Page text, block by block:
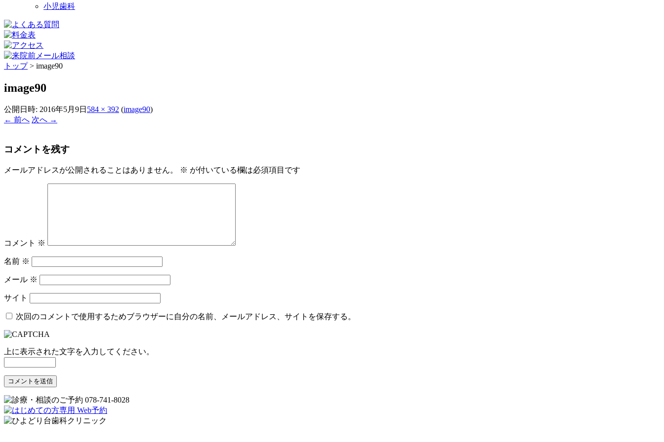
小児歯科
トップ> image90
image90
公開日時: 2016年5月9日 584 × 392 (image90)
← 前へ 次へ →
コメントを残す
メールアドレスが公開されることはありません。 ※ が付いている欄は必須項目です
コメント ※
名前 ※
メール ※
サイト
次回のコメントで使用するためブラウザーに自分の名前、メールアドレス、サイトを保存する。
上に表示された文字を入力してください。